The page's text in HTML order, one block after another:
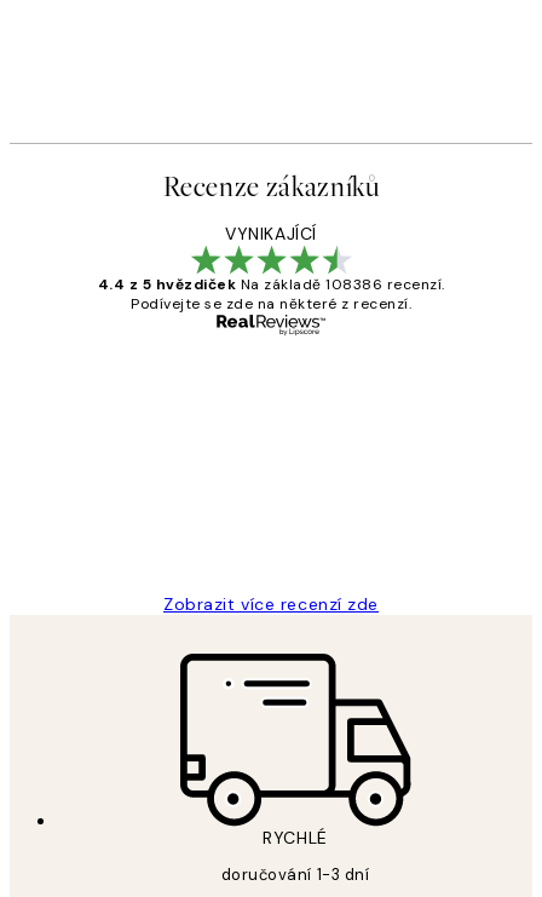
Recenze zákazníků
VYNIKAJÍCÍ
4.4 z 5 hvězdiček Na základě 108386 recenzí.
Podívejte se zde na některé z recenzí.
Zobrazit více recenzí zde
RYCHLÉ
doručování 1-3 dní